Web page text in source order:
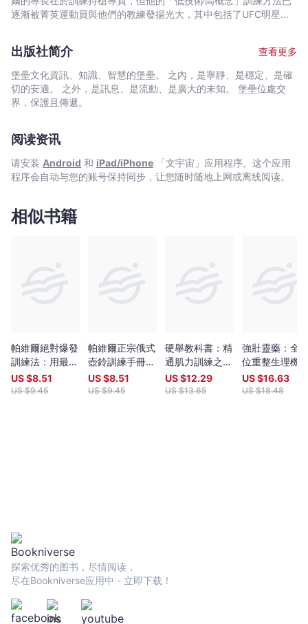
重
練，
就
能
練
超
級
強
的
戰
帕
維
爾‧
Bookniverse
得，這樣的鍛鍊帶來極高的肌肉張力。 《帕維爾徒手戰士訓練法》
即將向您呈現，如何選擇最合適的自身體重訓練動作來挑戰極限，
肢的槓桿作用與重心分布，來提升或降低難度。如果標準伏地挺身
對你來說很容易，請試試單手伏地挺身；如果單手伏地挺身也不成
問題，接著請將下肢抬高，我相信你懂的。街頭健身玩家就是藉由
這樣的進退階方法來調整難易度。例如，如果單手伏地挺身對您來
說太困難，那可以調高手部高度來降低難度。 徒手戰士教條： 用無
外一個則是全神貫注在肌肉收縮上。 透過刻意製造不利的槓桿作用
阻力。 透過少數幾個高阻力、低反覆、全身性鍛鍊動作，即可獲得
最佳的肌力增長。徒手戰士訓練課表僅包含兩個段練動作：單腳深
訓練是一種技術，必須把訓練視為練習而非只是健身。您將會日復
一日地練習，您將會專注於最大肌肉張力，您將完全避免肌肉疲勞
逐漸被菁英運動員與他們的教練發揚光大，其中包括了UFC明星
者唐尼．湯普森（Donnie Thompson）。 帕維爾是肌力訓練書
籍的暢銷作者，其著作包括了《帕維爾徒手戰士訓練法》《帕維爾
正宗俄式壺鈴訓練手冊》《帕維爾硬派腹肌訓練法》《Easy
Strength》等書。 2001年，帕維爾的公司和Dragon Door公司
合夥將俄式壺鈴引入西方世界，並且推出了壺鈴講師課程RKC，而
出版社简介
查看更多
堡壘文化資訊、知識、智慧的堡壘。 之內，是寧靜、是穩定、是確
切的安適。 之外，是訊息、是流動、是廣大的未知。 堡壘位處交
界，保護且傳遞。
阅读资讯
请安装 Android 和 iPad/iPhone 「文宇宙」应用程序。这个应用
程序会自动与您的账号保持同步，让您随时随地上网或离线阅读。
相似书籍
帕維爾絕對爆發
訓練法：用最少
的動作、最俐落
的練法，給你最
US $8.51
US $9.45
帕維爾正宗俄式
壺鈴訓練手冊：
蘇聯特種部隊教
官，海豹部隊與
US $8.51
US $9.45
硬舉教科書：精
通肌力訓練之王
的知識、方法和
奧義
US $12.29
US $13.65
強壯靈藥：全
位重整生理機
能、延長強壯
峰的個人健身
US $16.63
US $18.48
探索优秀的图书，尽情阅读，
尽在Bookniverse应用中 - 立即下载！